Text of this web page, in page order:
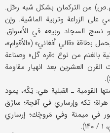
من التركمان بشكل شبه رحّل.
الزراعة وتربية الماشية. وإن
نسج السجاد وبيعه في الأسواق.
بطاقة «قالي أفغاني» («الأقوام»،
بالغنم من نوع «قره گل» وصناعة
العشرين بعد انهيار مقاومة
القومية ـ القبلية هي: تِكّه، يمود
تكه وإرساري في آقچة؛ سارُق
في ميمنة وفي مَروچَك؛ إرساري